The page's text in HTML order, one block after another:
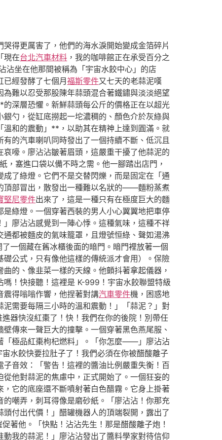
得更厲害了，他們的海水淚開始變成金箔碎片
現在台北汽車材料 ，我的咖啡館正在承受百分之
沾坐在他那間被稱為「宇宙水餃中心」的店
經發酵了七個月 福斯零件又七天的老蒜泥嘆
難以忍受那股陳年蒜頭混合著鐵鏽與淡淡絕望
深層恐懼。新鮮蒜頭每公斤的價格正在以超光
勺，從缸底撈起一坨濃稠的、顏色介於灰綠與
和的震動」**，以助其在精神上達到圓滿。就
的汽車喇叭同時發出了一個持續不斷、低沉且
嚎。廖沾沾皺著眉頭，這嚴重干擾了他蒜泥的
，塞進口袋以備不時之需。他一腳踏出店門，
了綠燈。它們不是交替閃爍，而是固定在「通
頂部冒出，散發出一種難以名狀的——麵粉蒸煮
堅尼零件出來了，這是一種只有在極度巨大的麵
綠燈。一個穿著西裝的男人小心翼翼地把車停
廖沾沾感覺到一陣心悸。這種氣味，這種不祥
都被麵皮的氣味籠罩，且燈號恒綠、聲如湯沸
一個藏在舊冰櫃後面的暗門。暗門裡放著一個
公式，只有像他這樣的傳統派才會用）。保險
的、像韭菜一樣的天線。他顫抖著拿起儀器，
！快接聽！這裡是 K-999！宇宙水餃聯盟特級
震得嗡嗡作響，他捏著對講汽車零件機，困惑地
需要每隔三小時的溫和震動！」「蒜泥？」對
器快沒紅棗了！快！我們在你的後院！別帶任
傳來一聲巨大的撞擊。一個穿著黑色燕尾服、
「極品紅棗枸杞燃料」。「你怎麼——」廖沾沾
水餃快要拉肚子了！我們必須在你被醋酸離子
音效：「警告！這裡的醬油比例嚴重失衡！百
他對蒜泥的焦慮中，正式開始了。一個狂妄的
它的底座還不斷噴射著白色醋霧。它身上掛著
嘲弄，刺耳得像是磨砂紙。「廖沾沾！你那充
付出代價！」醋罐機器人的頂端裂開，露出了
著他。「快點！沾沾先生！那是醋酸離子炮！
我的蒜泥！」廖沾沾發出了醬料學家對待信仰